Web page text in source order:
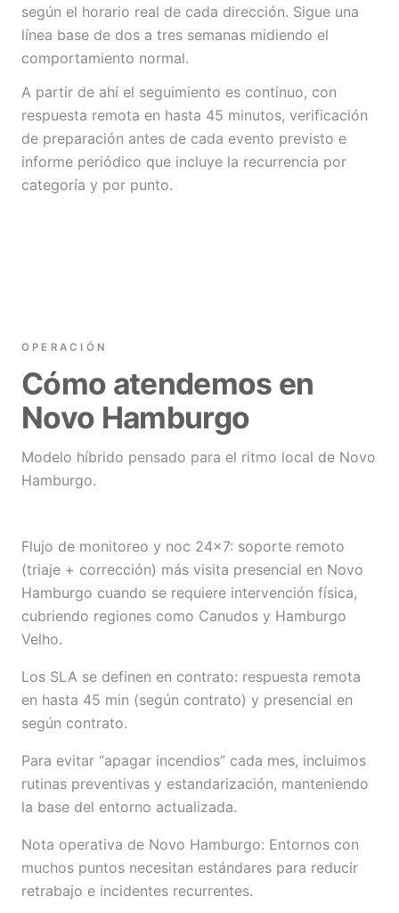
según el horario real de cada dirección. Sigue una
línea base de dos a tres semanas midiendo el
comportamiento normal.
A partir de ahí el seguimiento es continuo, con
respuesta remota en hasta 45 minutos, verificación
de preparación antes de cada evento previsto e
informe periódico que incluye la recurrencia por
categoría y por punto.
OPERACIÓN
Cómo atendemos en
Novo Hamburgo
Modelo híbrido pensado para el ritmo local de Novo
Hamburgo.
Flujo de monitoreo y noc 24×7: soporte remoto
(triaje + corrección) más visita presencial en Novo
Hamburgo cuando se requiere intervención física,
cubriendo regiones como Canudos y Hamburgo
Velho.
Los SLA se definen en contrato: respuesta remota
en hasta 45 min (según contrato) y presencial en
según contrato.
Para evitar “apagar incendios” cada mes, incluimos
rutinas preventivas y estandarización, manteniendo
la base del entorno actualizada.
Nota operativa de Novo Hamburgo: Entornos con
muchos puntos necesitan estándares para reducir
retrabajo e incidentes recurrentes.